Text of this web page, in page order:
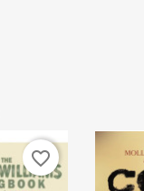
favorite_border